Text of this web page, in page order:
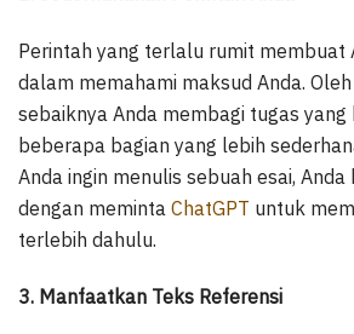
Perintah yang terlalu rumit membuat
dalam memahami maksud Anda.
sebaiknya Anda membagi tugas
beberapa bagian yang lebih
Anda ingin menulis sebuah esai, Anda
dengan meminta ChatGPT untuk
terlebih dahulu.
3. Manfaatkan Teks Referensi